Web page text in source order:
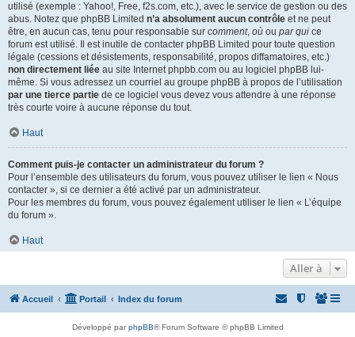
utilisé (exemple : Yahoo!, Free, f2s.com, etc.), avec le service de gestion ou des
abus. Notez que phpBB Limited n’a absolument aucun contrôle et ne peut
être, en aucun cas, tenu pour responsable sur comment, où ou par qui ce
forum est utilisé. Il est inutile de contacter phpBB Limited pour toute question
légale (cessions et désistements, responsabilité, propos diffamatoires, etc.)
non directement liée au site Internet phpbb.com ou au logiciel phpBB lui-
même. Si vous adressez un courriel au groupe phpBB à propos de l’utilisation
par une tierce partie de ce logiciel vous devez vous attendre à une réponse
très courte voire à aucune réponse du tout.
Haut
Comment puis-je contacter un administrateur du forum ?
Pour l’ensemble des utilisateurs du forum, vous pouvez utiliser le lien « Nous
contacter », si ce dernier a été activé par un administrateur.
Pour les membres du forum, vous pouvez également utiliser le lien « L’équipe
du forum ».
Haut
Aller à
Accueil Portail Index du forum
Développé parphpBB® Forum Software © phpBB Limited